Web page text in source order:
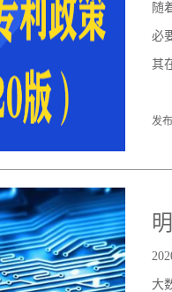
随
必
其
发
大